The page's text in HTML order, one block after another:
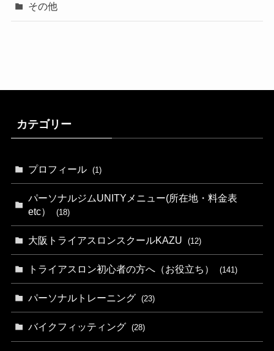
その他
カテゴリー
プロフィール (1)
パーソナルジムUNITYメニュー(所在地・料金表
etc）
(18)
大阪トライアスロンスクールKAZU (12)
トライアスロン初心者の方へ（お役立ち） (141)
パーソナルトレーニング (23)
バイクフィッティング (28)